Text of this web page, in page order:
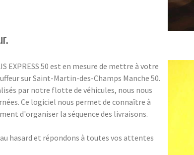
EXPRESS 50 est en mesure de mettre à votre
sur Saint-Martin-des-Champs Manche 50.
par notre flotte de véhicules, nous nous
Ce logiciel nous permet de connaître à
d'organiser la séquence des livraisons.
hasard et répondons à toutes vos attentes